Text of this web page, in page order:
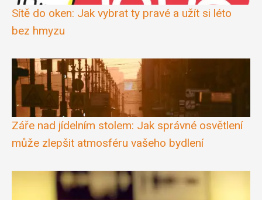
Sítě do oken: Jak vybrat ty pravé a užít si léto
bez hmyzu
Záře nad jídelním stolem: Jak správné osvětlení
může zlepšit atmosféru vašeho bydlení